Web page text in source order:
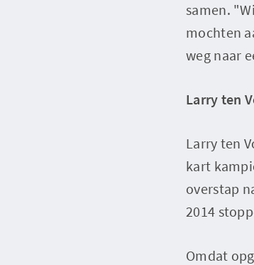
samen.
mochten
weg naar
Larry ten
Larry ten
kart
overstap
2014
Omdat